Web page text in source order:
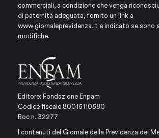
commerciali, a condizione che venga
di paternità adeguata, fornito un link a
www.giornaleprevidenza.it e indicato se
modifiche.
Editore: Fondazione Enpam
Codice fiscale 80015110580
Roc n. 32277
I contenuti del Giornale della Previdenza dei